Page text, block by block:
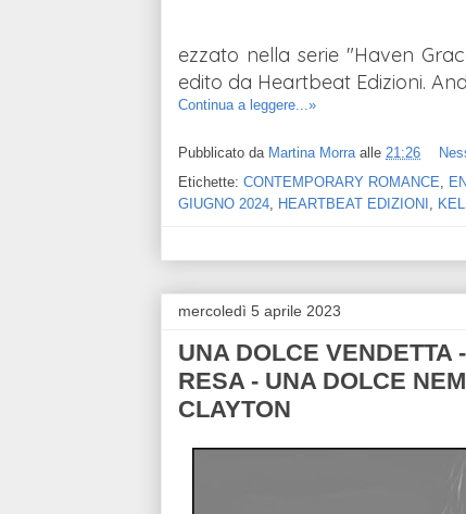
ezzato nella serie "Haven
edito da Heartbeat Edizioni.
Continua a leggere...»
Pubblicato da Martina Morra alle 21:26
Etichette: CONTEMPORARY ROMANCE
GIUGNO 2024
HEARTBEAT EDIZIONI
mercoledì 5 aprile 2023
UNA DOLCE VENDETTA
RESA - UNA DOLCE
CLAYTON